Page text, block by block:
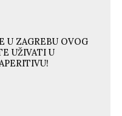
U ZAGREBU OVOG
UŽIVATI U